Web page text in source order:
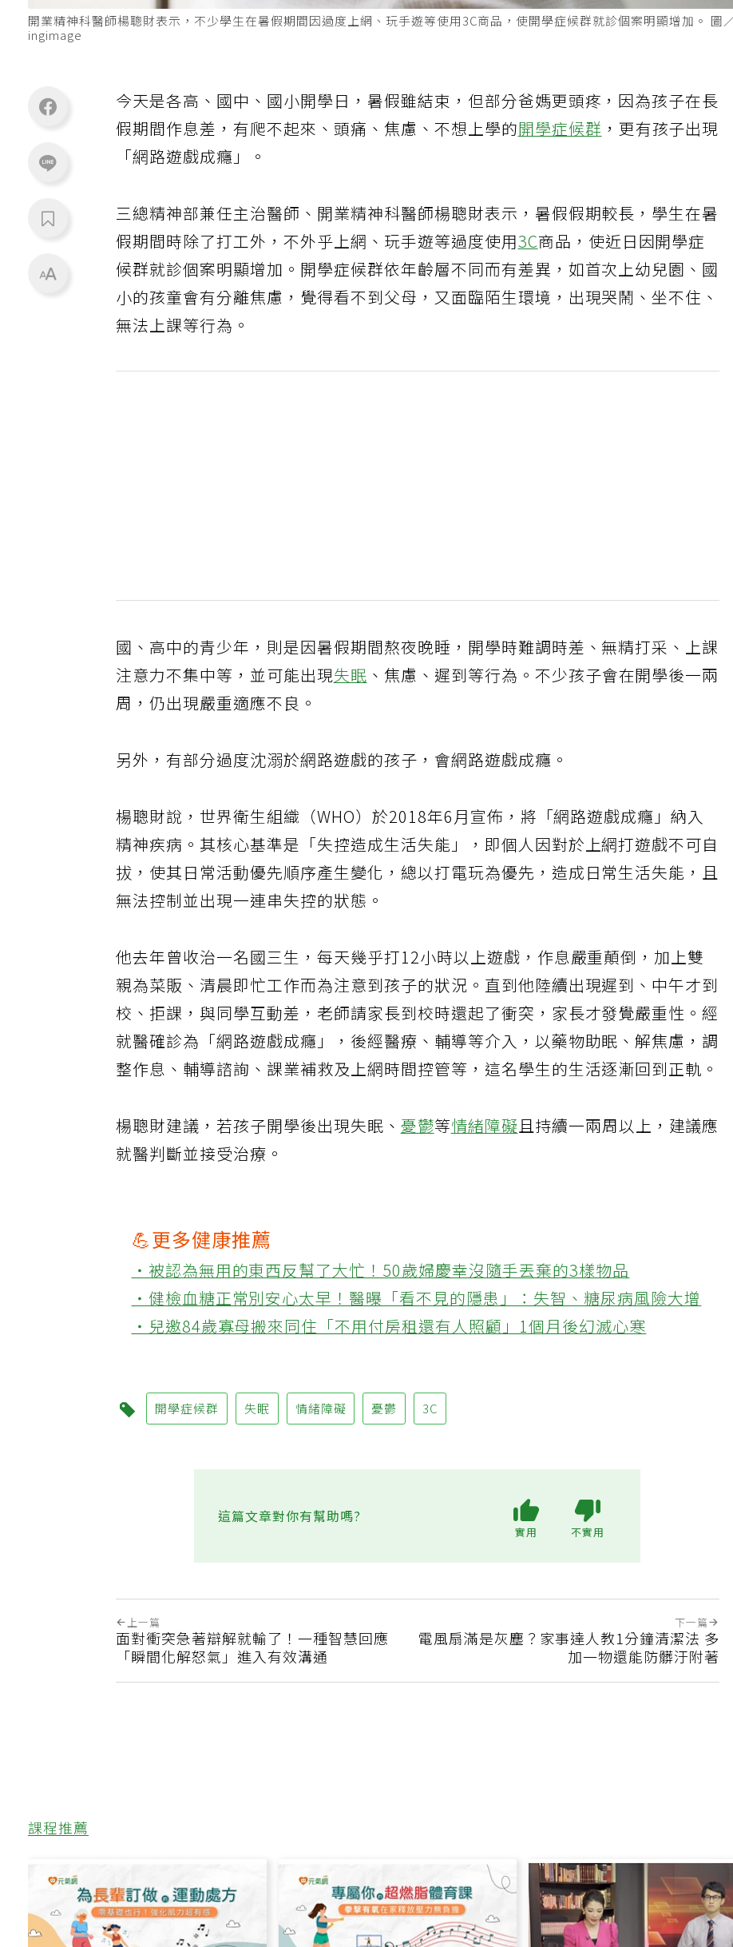
開業精神科醫師楊聰財表示，不少學生在暑假期間因過度上網、玩手遊等使用3C商品，使開學症候群就診個案明顯增加。 圖／
ingimage
今天是各高、國中、國小開學日，暑假雖結束，但部分爸媽更頭疼，因為孩子在長
假期間作息差，有爬不起來、頭痛、焦慮、不想上學的開學症候群 ，更有孩子出現
「網路遊戲成癮」。
三總精神部兼任主治醫師、開業精神科醫師楊聰財表示，暑假假期較長，學生在暑
假期間時除了打工外，不外乎上網、玩手遊等過度使用3C商品，使近日因開學症
候群就診個案明顯增加。開學症候群依年齡層不同而有差異，如首次上幼兒園、國
小的孩童會有分離焦慮，覺得看不到父母，又面臨陌生環境，出現哭鬧、坐不住、
無法上課等行為。
國、高中的青少年，則是因暑假期間熬夜晚睡，開學時難調時差、無精打采、上課
注意力不集中等，並可能出現失眠 、焦慮、遲到等行為。不少孩子會在開學後一兩
周，仍出現嚴重適應不良。
另外，有部分過度沈溺於網路遊戲的孩子，會網路遊戲成癮。
楊聰財說，世界衛生組織（WHO）於2018年6月宣佈，將「網路遊戲成癮」納入
精神疾病。其核心基準是「失控造成生活失能」，即個人因對於上網打遊戲不可自
拔，使其日常活動優先順序產生變化，總以打電玩為優先，造成日常生活失能，且
無法控制並出現一連串失控的狀態。
他去年曾收治一名國三生，每天幾乎打12小時以上遊戲，作息嚴重顛倒，加上雙
親為菜販、清晨即忙工作而為注意到孩子的狀況。直到他陸續出現遲到、中午才到
校、拒課，與同學互動差，老師請家長到校時還起了衝突，家長才發覺嚴重性。經
就醫確診為「網路遊戲成癮」，後經醫療、輔導等介入，以藥物助眠、解焦慮，調
整作息、輔導諮詢、課業補救及上網時間控管等，這名學生的生活逐漸回到正軌。
楊聰財建議，若孩子開學後出現失眠、憂鬱等情緒障礙且持續一兩周以上，建議應
就醫判斷並接受治療。
💪更多健康推薦
‧被認為無用的東西反幫了大忙！50歲婦慶幸沒隨手丟棄的3樣物品
‧健檢血糖正常別安心太早！醫曝「看不見的隱患」：失智、糖尿病風險大增
‧兒邀84歲寡母搬來同住「不用付房租還有人照顧」1個月後幻滅心寒
開學症候群 失眠 情緒障礙 憂鬱 3C
這篇文章對你有幫助嗎?
上一篇
面對衝突急著辯解就輸了！一種智慧回應
「瞬間化解怒氣」進入有效溝通
下一篇
電風扇滿是灰塵？家事達人教1分鐘清潔法 多
加一物還能防髒汙附著
課程推薦